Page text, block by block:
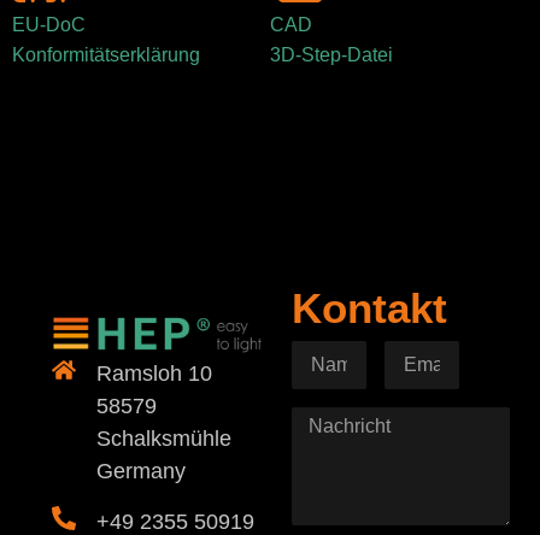
EU-DoC
Konformitätserklärung
CAD
3D-Step-Datei
Ramsloh 10
58579
Schalksmühle
Germany
+49 2355 50919
Kontakt